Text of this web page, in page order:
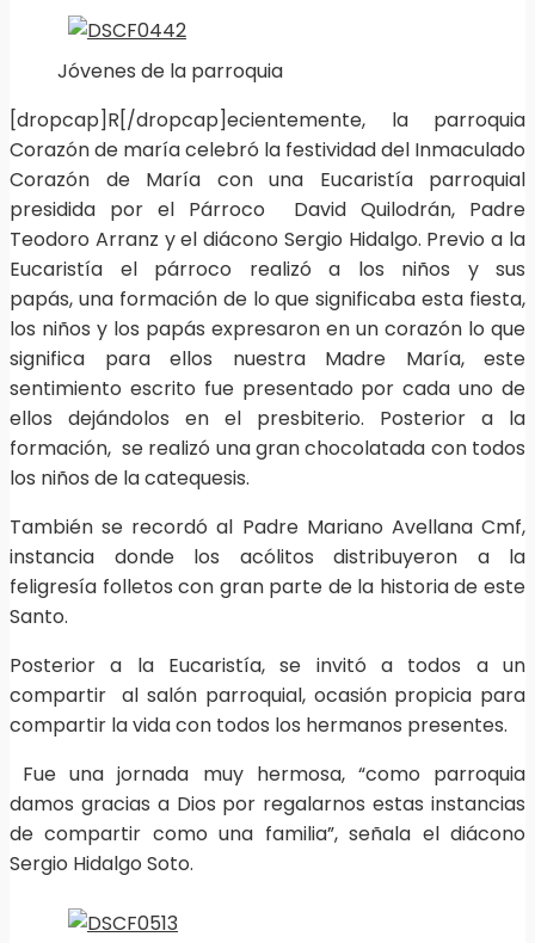
Jóvenes de la parroquia
[dropcap]R[/dropcap]ecientemente, la parroquia
Corazón de maría celebró la festividad del Inmaculado
Corazón de María con una Eucaristía parroquial
presidida por el Párroco David Quilodrán, Padre
Teodoro Arranz y el diácono Sergio Hidalgo. Previo a la
Eucaristía el párroco realizó a los niños y sus
papás, una formación de lo que significaba esta fiesta,
los niños y los papás expresaron en un corazón lo que
significa para ellos nuestra Madre María, este
sentimiento escrito fue presentado por cada uno de
ellos dejándolos en el presbiterio. Posterior a la
formación, se realizó una gran chocolatada con todos
los niños de la catequesis.
También se recordó al Padre Mariano Avellana Cmf,
instancia donde los acólitos distribuyeron a la
feligresía folletos con gran parte de la historia de este
Santo.
Posterior a la Eucaristía, se invitó a todos a un
compartir al salón parroquial, ocasión propicia para
compartir la vida con todos los hermanos presentes.
Fue una jornada muy hermosa, “como parroquia
damos gracias a Dios por regalarnos estas instancias
de compartir como una familia”, señala el diácono
Sergio Hidalgo Soto.